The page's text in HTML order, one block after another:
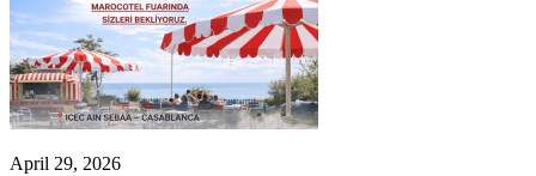
April 29, 2026